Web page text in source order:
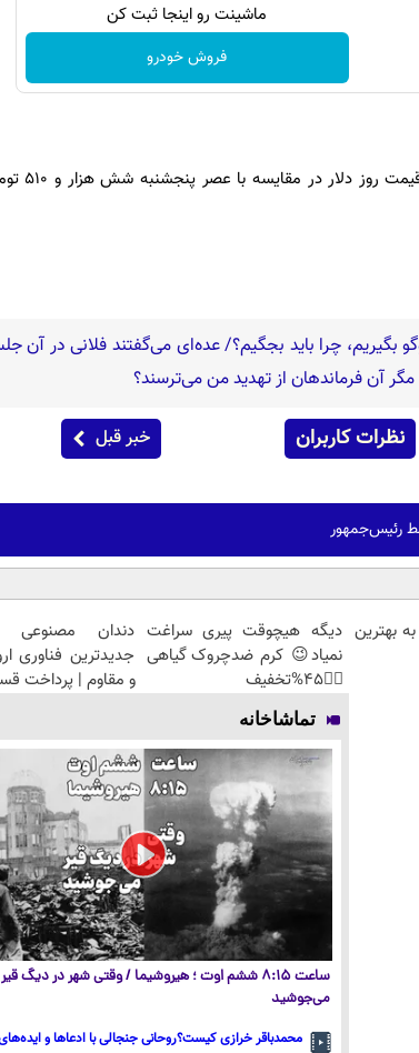
ماشینت رو اینجا ثبت کن
فروش خودرو
قیمت دلار امروز شنبه 163
بگیریم، چرا باید بجگیم؟/ عده‌ای می‌گفتند فلانی در آن
مگر آن فرماندهان از تهدید من می‌ترسند؟
نظرات کاربران خبر قبل
رئیس‌جمهور
بهترین دیگه هیچوقت پیری سراغت
نمیاد😉 کرم ضدچروک گیاهی
👈🏻45%تخفیف
دندان مصنوعی
جدیدترین فناوری
و مقاوم | پرداخت
تماشاخانه
ساعت ۸:۱۵ ششم اوت ؛ هیروشیما / وقتی شهر در دیگ قیر
می‌جوشید
محمدباقر خرازی کیست؟روحانی جنجالی با ادعاها و